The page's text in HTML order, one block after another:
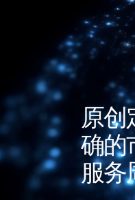
原创
确的
服务